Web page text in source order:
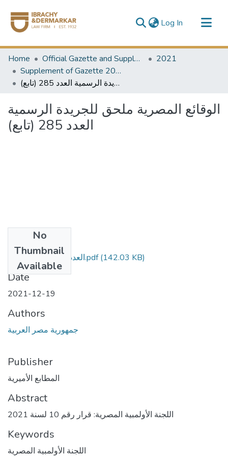
Log In (current)
Communities & Collections
All of DSpace
Home Official Gazette and Supplement
2021
Supplement of Gazette 2021
الوقائع المصرية ملحق للجريدة الرسمية العدد 285 (تابع)
الوقائع المصرية ملحق للجريدة الرسمية
العدد 285 (تابع)
No
Thumbnail
Available
العدد 285 تابع مؤمن.pdf(142.03 KB)
Date
2021-12-19
Authors
جمهورية مصر العربية
Publisher
المطابع الأميرية
Abstract
اللجنة الأولمبية المصرية: قرار رقم 10 لسنة 2021
Keywords
اللجنة الأولمبية المصرية